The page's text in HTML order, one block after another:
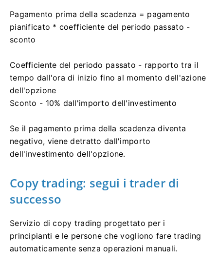
Pagamento prima della scadenza = pagamento
pianificato * coefficiente del periodo passato -
sconto
Coefficiente del periodo passato - rapporto tra il
tempo dall'ora di inizio fino al momento dell'azione
dell'opzione
Sconto - 10% dall'importo dell'investimento
Se il pagamento prima della scadenza diventa
negativo, viene detratto dall'importo
dell'investimento dell'opzione.
Copy trading: segui i trader di
successo
Servizio di copy trading progettato per i
principianti e le persone che vogliono fare trading
automaticamente senza operazioni manuali.